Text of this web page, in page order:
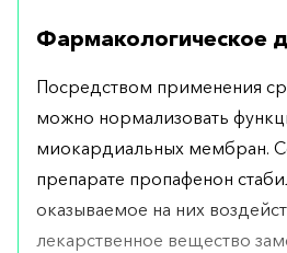
Фармакологическое
Посредством применения
можно нормализовать
миокардиальных мембран.
препарате пропафенон
оказываемое на них
лекарственное вещество